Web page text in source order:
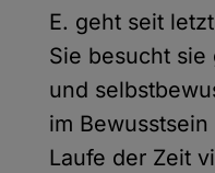
E. geht seit
Sie besucht
und
im
Laufe der Zeit